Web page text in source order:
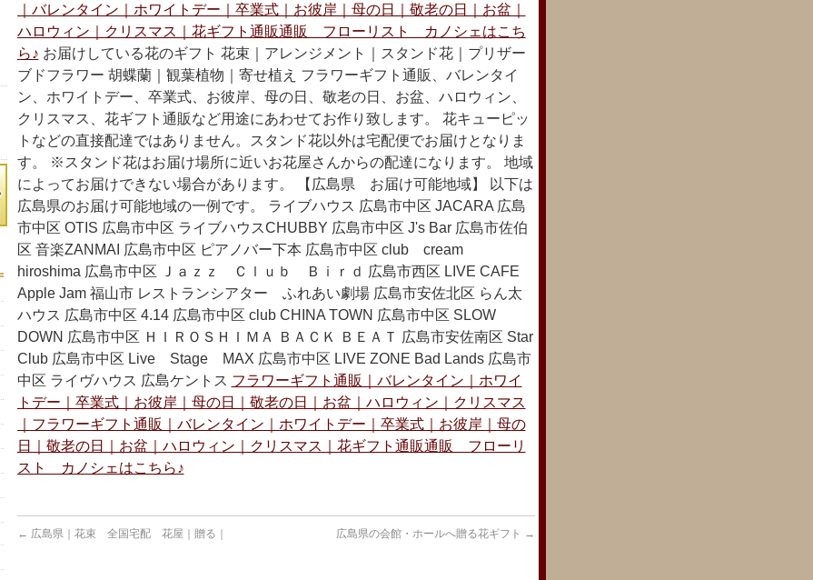
｜バレンタイン｜ホワイトデー｜卒業式｜お彼岸｜母の日｜敬老の日｜お盆｜
ハロウィン｜クリスマス｜花ギフト通販通販 フローリスト カノシェはこち
ら♪ お届けしている花のギフト 花束｜アレンジメント｜スタンド花｜プリザー
ブドフラワー 胡蝶蘭｜観葉植物｜寄せ植え フラワーギフト通販、バレンタイ
ン、ホワイトデー、卒業式、お彼岸、母の日、敬老の日、お盆、ハロウィン、
クリスマス、花ギフト通販など用途にあわせてお作り致します。 花キューピッ
トなどの直接配達ではありません。スタンド花以外は宅配便でお届けとなりま
す。 ※スタンド花はお届け場所に近いお花屋さんからの配達になります。 地域
によってお届けできない場合があります。 【広島県 お届け可能地域】 以下は
広島県のお届け可能地域の一例です。 ライブハウス 広島市中区 JACARA 広島
市中区 OTIS 広島市中区 ライブハウスCHUBBY 広島市中区 J's Bar 広島市佐伯
区 音楽ZANMAI 広島市中区 ピアノバー下本 広島市中区 club cream
hiroshima 広島市中区 Ｊａｚｚ Ｃｌｕｂ Ｂｉｒｄ 広島市西区 LIVE CAFE
Apple Jam 福山市 レストランシアター ふれあい劇場 広島市安佐北区 らん太
ハウス 広島市中区 4.14 広島市中区 club CHINA TOWN 広島市中区 SLOW
DOWN 広島市中区 ＨＩＲＯＳＨＩＭＡ ＢＡＣＫ ＢＥＡＴ 広島市安佐南区 Star
Club 広島市中区 Live Stage MAX 広島市中区 LIVE ZONE Bad Lands 広島市
中区 ライヴハウス 広島ケントス フラワーギフト通販｜バレンタイン｜ホワイ
トデー｜卒業式｜お彼岸｜母の日｜敬老の日｜お盆｜ハロウィン｜クリスマス
｜フラワーギフト通販｜バレンタイン｜ホワイトデー｜卒業式｜お彼岸｜母の
日｜敬老の日｜お盆｜ハロウィン｜クリスマス｜花ギフト通販通販 フローリ
スト カノシェはこちら♪
← 広島県｜花束 全国宅配 花屋｜贈る｜ 広島県の会館・ホールへ贈る花ギフト →